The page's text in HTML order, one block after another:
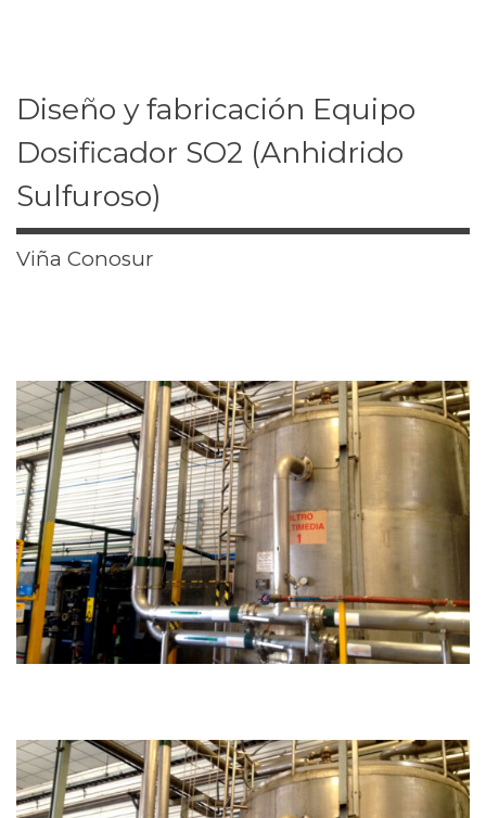
Diseño y fabricación Equipo
Dosificador SO2 (Anhidrido
Sulfuroso)
Viña Conosur